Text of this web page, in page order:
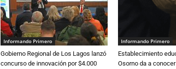
Informando Primero
Gobierno Regional de Los Lagos lanzó
concurso de innovación por $4.000
Informando Primero
Establecimiento
Osorno da a